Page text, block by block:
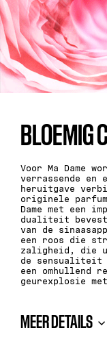
BLOEMIG
Voor Ma Dame
verrassende en
heruitgave
originele
Dame met een
dualiteit
van de
een roos die
zaligheid, die
de sensualiteit
een omhullend
geurexplosie
MEER DETAILS